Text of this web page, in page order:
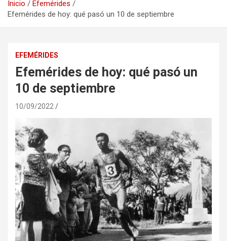
Inicio
Efemérides
Efemérides de hoy: qué pasó un 10 de septiembre
EFEMÉRIDES
Efemérides de hoy: qué pasó un
10 de septiembre
10/09/2022